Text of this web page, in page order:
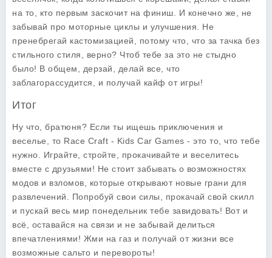
на то, кто первым заскочит на финиш. И конечно же, не
забывай про моторные циклы и улучшения. Не
пренебрегай кастомизацией, потому что, что за тачка без
стильного стиля, верно? Чтоб тебе за это не стыдно
было! В общем, дерзай, делай все, что
заблагорассудится, и получай кайф от игры!
Итог
Ну что, братюня? Если ты ищешь приключения и
веселье, то Race Craft - Kids Car Games - это то, что тебе
нужно. Играйте, стройте, прокачивайте и веселитесь
вместе с друзьями! Не стоит забывать о возможностях
модов и взломов, которые открывают новые грани для
развлечений. Попробуй свои силы, прокачай свой скилл
и пускай весь мир понедельник тебе завидовать! Вот и
всё, оставайся на связи и не забывай делиться
впечатлениями! Жми на газ и получай от жизни все
возможные сальто и перевороты!